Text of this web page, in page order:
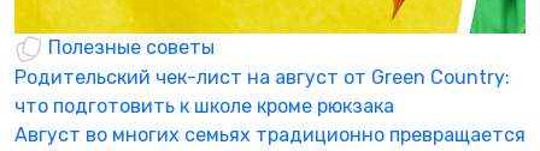
Полезные советы
Родительский чек-лист на август от Green Country:
что подготовить к школе кроме рюкзака
Август во многих семьях традиционно превращается